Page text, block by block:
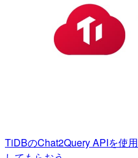
TiDBのChat2Query APIを使